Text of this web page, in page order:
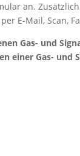
an.
E-Mail, Scan,
Gas- und
einer Gas-